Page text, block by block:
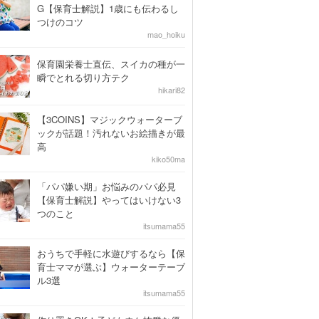
G【保育士解説】1歳にも伝わるし
つけのコツ
mao_hoiku
保育園栄養士直伝、スイカの種が一
瞬でとれる切り方テク
hikari82
【3COINS】マジックウォーターブ
ックが話題！汚れないお絵描きが最
高
kiko50ma
「パパ嫌い期」お悩みのパパ必見
【保育士解説】やってはいけない3
つのこと
itsumama55
おうちで手軽に水遊びするなら【保
育士ママが選ぶ】ウォーターテーブ
ル3選
itsumama55